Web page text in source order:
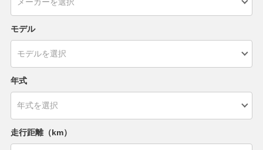
モデル
年式
走行距離（km）